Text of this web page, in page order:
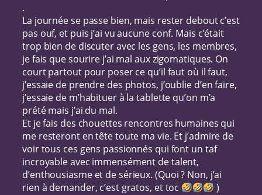
.
La journée se passe bien, mais rester debout c’est
pas ouf, et puis j’ai vu aucune conf. Mais c’était
trop bien de discuter avec les gens, les membres,
je fais que sourire j’ai mal aux zigomatiques. On
court partout pour poser ce qu’il faut où il faut,
j’essaie de prendre des photos, j’oublie d’en faire,
j’essaie de m’habituer à la tablette qu’on m’a
prété mais j’ai du mal.
Et je fais des chouettes rencontres humaines qui
me resteront en tête toute ma vie. Et j’admire de
voir tous ces gens passionnés qui font un taf
incroyable avec immensément de talent,
d’enthousiasme et de sérieux. (Quoi ? Non, j’ai
rien à demander, c’est gratos, et toc
)